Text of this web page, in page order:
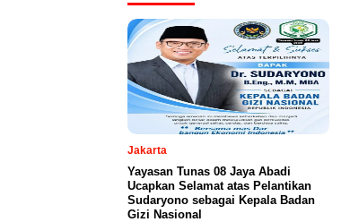
Jakarta
Yayasan Tunas 08 Jaya Abadi
Ucapkan Selamat atas Pelantikan
Sudaryono sebagai Kepala Badan
Gizi Nasional